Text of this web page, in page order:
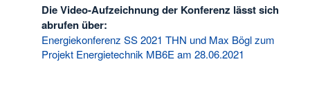
Die Video-Aufzeichnung der Konferenz lässt sich
abrufen über:
Energiekonferenz SS 2021 THN und Max Bögl zum
Projekt Energietechnik MB6E am 28.06.2021